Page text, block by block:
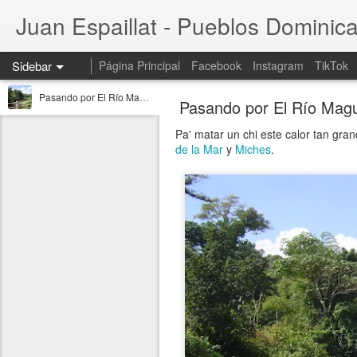
Juan Espaillat - Pueblos
Sidebar Página Principal Facebook Instagram TikTok
Pasando por El Río
Pa' matar un chi este calor tan
de la Mar y Miches.